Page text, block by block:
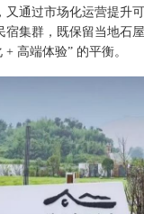
又通过市场化运营提升
宿集群，既保留当地石
高端体验” 的平衡。